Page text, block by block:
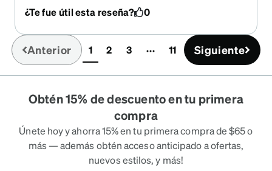
¿Te fue útil esta reseña? 0
Anterior 1(current)
2 3 11 Siguiente
Obtén 15% de descuento en tu primera
compra
Únete hoy y ahorra 15% en tu primera compra de $65 o
más — además obtén acceso anticipado a ofertas,
nuevos estilos, y más!